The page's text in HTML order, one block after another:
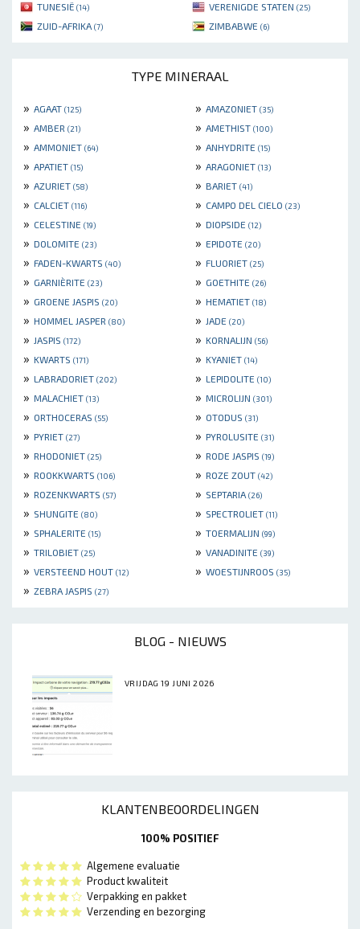
TUNESIË (14) VERENIGDE STATEN (25)
ZUID-AFRIKA (7) ZIMBABWE (6)
TYPE MINERAAL
» AGAAT (125) » AMAZONIET (35)
» AMBER (21) » AMETHIST (100)
» AMMONIET (64) » ANHYDRITE (15)
» APATIET (15) » ARAGONIET (13)
» AZURIET (58) » BARIET (41)
» CALCIET (116) » CAMPO DEL CIELO (23)
» CELESTINE (19) » DIOPSIDE (12)
» DOLOMITE (23) » EPIDOTE (20)
» FADEN-KWARTS (40) » FLUORIET (25)
» GARNIÈRITE (23) » GOETHITE (26)
» GROENE JASPIS (20) » HEMATIET (18)
» HOMMEL JASPER (80) » JADE (20)
» JASPIS (172) » KORNALIJN (56)
» KWARTS (171) » KYANIET (14)
» LABRADORIET (202) » LEPIDOLITE (10)
» MALACHIET (13) » MICROLIJN (301)
» ORTHOCERAS (55) » OTODUS (31)
» PYRIET (27) » PYROLUSITE (31)
» RHODONIET (25) » RODE JASPIS (19)
» ROOKKWARTS (106) » ROZE ZOUT (42)
» ROZENKWARTS (57) » SEPTARIA (26)
» SHUNGITE (80) » SPECTROLIET (11)
» SPHALERITE (15) » TOERMALIJN (99)
» TRILOBIET (25) » VANADINITE (39)
» VERSTEEND HOUT (12) » WOESTIJNROOS (35)
» ZEBRA JASPIS (27)
BLOG - NIEUWS
VRIJDAG 19 JUNI 2026
KLANTENBEOORDELINGEN
100% POSITIEF
Algemene evaluatie
Product kwaliteit
Verpakking en pakket
Verzending en bezorging